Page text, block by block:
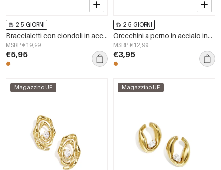
2-5 GIORNI
Braccialetti con ciondoli in acciaio inossidabile, modello Circle Simple, serie Daily Simple, gioielli da donna
MSRP €19,99
€5,95
2-5 GIORNI
Orecchini a perno in acciaio inossidabile, forma irregolare, semplici, serie &quot;Semplici per tutti i giorni&quot;, gioielli da donna
MSRP €12,99
€3,95
Magazzino UE Magazzino UE